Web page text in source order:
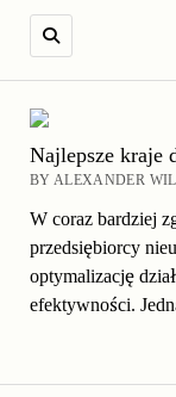
Najlepsze kraje
BY ALEXANDER
W coraz bardziej
przedsiębiorcy
optymalizację
efektywności.